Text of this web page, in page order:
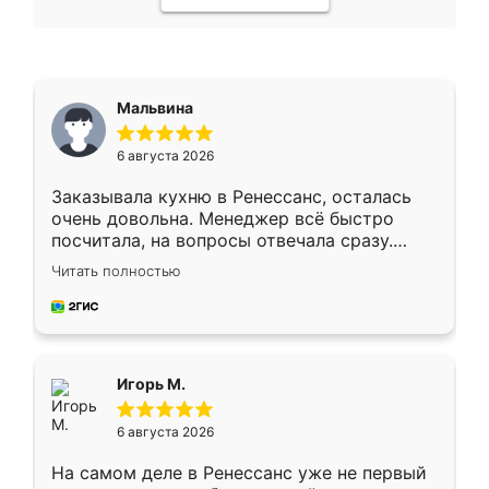
Мальвина
6 августа 2026
Заказывала кухню в Ренессанс, осталась
очень довольна. Менеджер всё быстро
посчитала, на вопросы отвечала сразу.
Замерщик приехал в субботу, подошёл к
делу со всей ответственностью. Собрали
за день, ребята работали аккуратно, даже
Читать полностью
Игорь М.
6 августа 2026
На самом деле в Ренессанс уже не первый